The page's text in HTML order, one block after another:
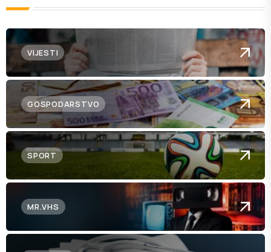
VIJESTI
GOSPODARSTVO
SPORT
MR.VHS